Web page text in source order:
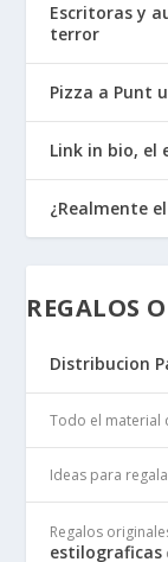
Escritoras y
terror
Pizza a Punt
Link in bio, el
¿Realmente
REGALOS
Distribucion
Todo el material
Ideas para
Regalos
estilograficas